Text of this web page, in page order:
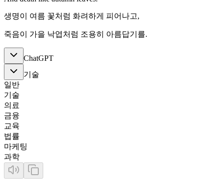
생명이 여름 꽃처럼 화려하게 피어나고,
죽음이 가을 낙엽처럼 조용히 아름답기를.
ChatGPT
기술
일반
기술
의료
금융
교육
법률
마케팅
과학